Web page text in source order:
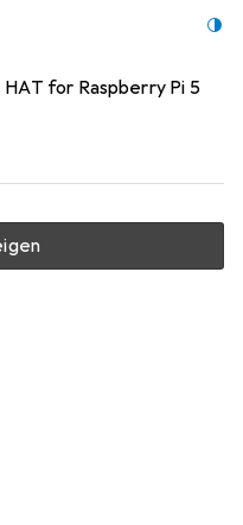
HAT for Raspberry Pi 5